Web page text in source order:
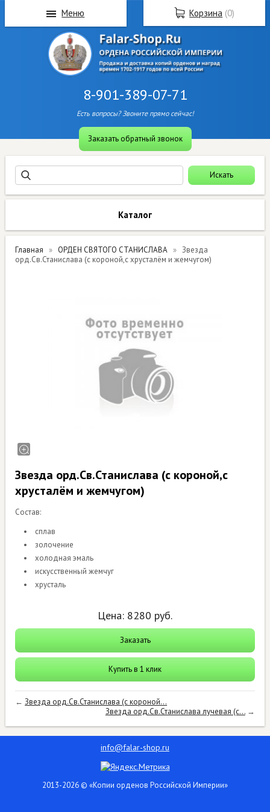
8-901-389-07-71
Есть вопросы? Звоните прямо сейчас!
Заказать обратный звонок
Каталог
Главная ОРДЕН СВЯТОГО СТАНИСЛАВА
Звезда
орд.Св.Станислава (с короной,с хрусталём и жемчугом)
Звезда орд.Св.Станислава (с короной,с
хрусталём и жемчугом)
Состав:
сплав
золочение
холодная эмаль
искусственный жемчуг
хрусталь
Цена: 8280 руб.
Заказать
Купить в 1 клик
←Звезда орд.Св.Станислава (с короной...
Звезда орд.Св.Станислава лучевая (с...→
info@falar-shop.ru
2013-2026 © «Копии орденов Российской Империи»
Корзина (0)
Меню